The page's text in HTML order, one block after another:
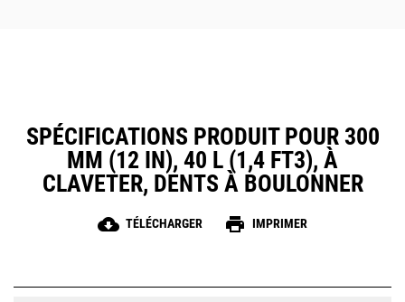
SPÉCIFICATIONS PRODUIT POUR 300
MM (12 IN), 40 L (1,4 FT3), À
CLAVETER, DENTS À BOULONNER
cloud_download TÉLÉCHARGER print IMPRIMER